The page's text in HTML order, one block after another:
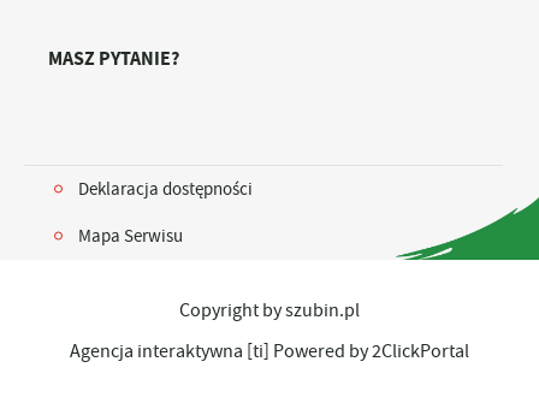
MASZ PYTANIE?
Deklaracja dostępności
Mapa Serwisu
Copyright by szubin.pl
Agencja interaktywna [ti] Powered by2ClickPortal